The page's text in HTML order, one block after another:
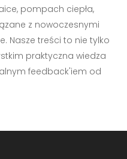
pompach ciepła,
z nowoczesnymi
Nasze treści to nie tylko
praktyczna wiedza
feedback'iem od